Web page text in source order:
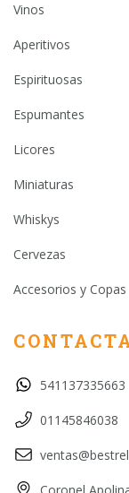
Vinos
Aperitivos
Espirituosas
Espumantes
Licores
Miniaturas
Whiskys
Cervezas
Accesorios y Copas
541137335663
01145846038
Coronel